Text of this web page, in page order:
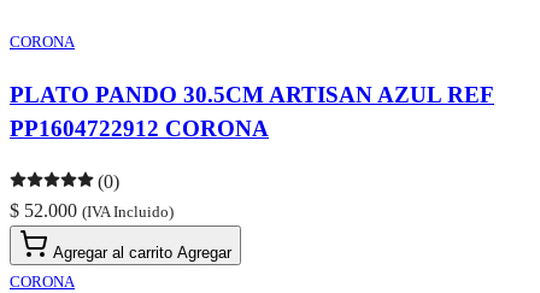
CORONA
PLATO PANDO 30.5CM ARTISAN AZUL REF
PP1604722912 CORONA
(0)
$ 52.000 (IVA Incluido)
Agregar al carrito Agregar
CORONA